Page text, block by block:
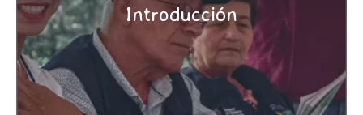
Introducción
CONOCE MÁS